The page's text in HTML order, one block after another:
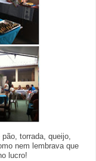
torrada, queijo,
nem lembrava que
lucro!